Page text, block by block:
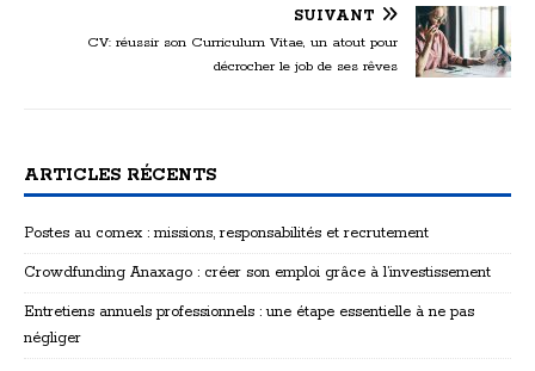
SUIVANT
CV: réussir son Curriculum Vitae, un atout pour
décrocher le job de ses rêves
ARTICLES RÉCENTS
Postes au comex : missions, responsabilités et recrutement
Crowdfunding Anaxago : créer son emploi grâce à l’investissement
Entretiens annuels professionnels : une étape essentielle à ne pas
négliger